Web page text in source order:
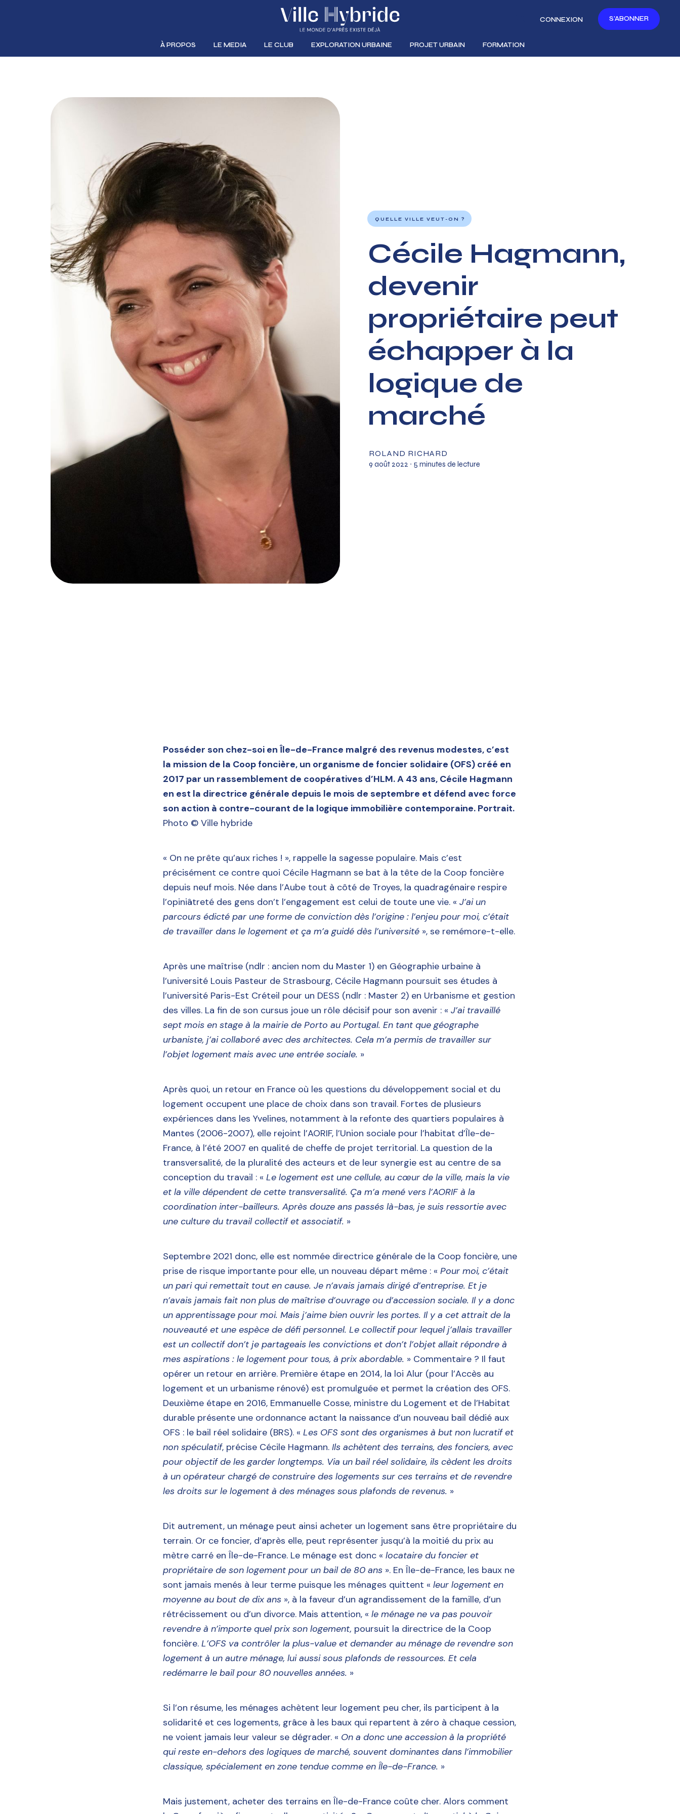
CONNEXION S'ABONNER
À PROPOS LE MEDIA LE CLUB EXPLORATION URBAINE PROJET URBAIN FORMATION
QUELLE VILLE VEUT-ON ?
Cécile Hagmann,
devenir
propriétaire peut
échapper à la
logique de
marché
ROLAND RICHARD
9 août 2022 ∙ 5 minutes de lecture
Posséder son chez-soi en Île-de-France malgré des revenus modestes, c’est
la mission de la Coop foncière, un organisme de foncier solidaire (OFS) créé en
2017 par un rassemblement de coopératives d’HLM. A 43 ans, Cécile Hagmann
en est la directrice générale depuis le mois de septembre et défend avec force
son action à contre-courant de la logique immobilière contemporaine. Portrait.
Photo © Ville hybride
« On ne prête qu’aux riches ! », rappelle la sagesse populaire. Mais c’est
précisément ce contre quoi Cécile Hagmann se bat à la tête de la Coop foncière
depuis neuf mois. Née dans l’Aube tout à côté de Troyes, la quadragénaire respire
l’opiniâtreté des gens don’t l’engagement est celui de toute une vie. « J’ai un
parcours édicté par une forme de conviction dès l’origine : l’enjeu pour moi, c’était
de travailler dans le logement et ça m’a guidé dès l’université », se remémore-t-elle.
Après une maîtrise (ndlr : ancien nom du Master 1) en Géographie urbaine à
l’université Louis Pasteur de Strasbourg, Cécile Hagmann poursuit ses études à
l’université Paris-Est Créteil pour un DESS (ndlr : Master 2) en Urbanisme et gestion
des villes. La fin de son cursus joue un rôle décisif pour son avenir : « J’ai travaillé
sept mois en stage à la mairie de Porto au Portugal. En tant que géographe
urbaniste, j’ai collaboré avec des architectes. Cela m’a permis de travailler sur
l’objet logement mais avec une entrée sociale. »
Après quoi, un retour en France où les questions du développement social et du
logement occupent une place de choix dans son travail. Fortes de plusieurs
expériences dans les Yvelines, notamment à la refonte des quartiers populaires à
Mantes (2006-2007), elle rejoint l’AORIF, l’Union sociale pour l’habitat d’Île-de-
France, à l’été 2007 en qualité de cheffe de projet territorial. La question de la
transversalité, de la pluralité des acteurs et de leur synergie est au centre de sa
conception du travail : « Le logement est une cellule, au cœur de la ville, mais la vie
et la ville dépendent de cette transversalité. Ça m’a mené vers l’AORIF à la
coordination inter-bailleurs. Après douze ans passés là-bas, je suis ressortie avec
une culture du travail collectif et associatif. »
Septembre 2021 donc, elle est nommée directrice générale de la Coop foncière, une
prise de risque importante pour elle, un nouveau départ même : « Pour moi, c’était
un pari qui remettait tout en cause. Je n’avais jamais dirigé d’entreprise. Et je
n’avais jamais fait non plus de maîtrise d’ouvrage ou d’accession sociale. Il y a donc
un apprentissage pour moi. Mais j’aime bien ouvrir les portes. Il y a cet attrait de la
nouveauté et une espèce de défi personnel. Le collectif pour lequel j’allais travailler
est un collectif don’t je partageais les convictions et don’t l’objet allait répondre à
mes aspirations : le logement pour tous, à prix abordable. » Commentaire ? Il faut
opérer un retour en arrière. Première étape en 2014, la loi Alur (pour l’Accès au
logement et un urbanisme rénové) est promulguée et permet la création des OFS.
Deuxième étape en 2016, Emmanuelle Cosse, ministre du Logement et de l’Habitat
durable présente une ordonnance actant la naissance d’un nouveau bail dédié aux
OFS : le bail réel solidaire (BRS). « Les OFS sont des organismes à but non lucratif et
non spéculatif, précise Cécile Hagmann. Ils achètent des terrains, des fonciers, avec
pour objectif de les garder longtemps. Via un bail réel solidaire, ils cèdent les droits
à un opérateur chargé de construire des logements sur ces terrains et de revendre
les droits sur le logement à des ménages sous plafonds de revenus. »
Dit autrement, un ménage peut ainsi acheter un logement sans être propriétaire du
terrain. Or ce foncier, d’après elle, peut représenter jusqu’à la moitié du prix au
mètre carré en Île-de-France. Le ménage est donc « locataire du foncier et
propriétaire de son logement pour un bail de 80 ans ». En Île-de-France, les baux ne
sont jamais menés à leur terme puisque les ménages quittent « leur logement en
moyenne au bout de dix ans », à la faveur d’un agrandissement de la famille, d’un
rétrécissement ou d’un divorce. Mais attention, « le ménage ne va pas pouvoir
revendre à n’importe quel prix son logement, poursuit la directrice de la Coop
foncière. L’OFS va contrôler la plus-value et demander au ménage de revendre son
logement à un autre ménage, lui aussi sous plafonds de ressources. Et cela
redémarre le bail pour 80 nouvelles années. »
Si l’on résume, les ménages achètent leur logement peu cher, ils participent à la
solidarité et ces logements, grâce à les baux qui repartent à zéro à chaque cession,
ne voient jamais leur valeur se dégrader. « On a donc une accession à la propriété
qui reste en-dehors des logiques de marché, souvent dominantes dans l’immobilier
classique, spécialement en zone tendue comme en Île-de-France. »
Mais justement, acheter des terrains en Île-de-France coûte cher. Alors comment